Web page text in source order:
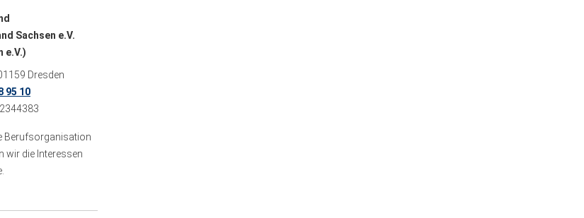
Sachsen e.V.
e.V.)
Dresden
95 10
Berufsorganisation
wir die Interessen